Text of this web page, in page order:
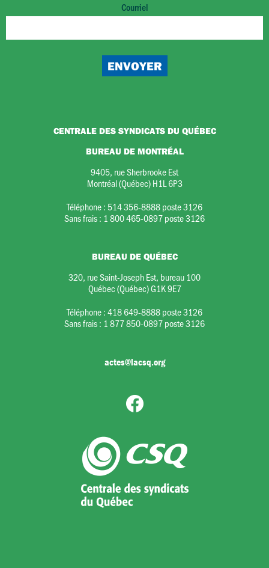
Courriel
CENTRALE DES SYNDICATS DU QUÉBEC
BUREAU DE MONTRÉAL
9405, rue Sherbrooke Est
Montréal (Québec) H1L 6P3
Téléphone : 514 356-8888 poste 3126
Sans frais : 1 800 465-0897 poste 3126
BUREAU DE QUÉBEC
320, rue Saint-Joseph Est, bureau 100
Québec (Québec) G1K 9E7
Téléphone :418 649-8888 poste 3126
Sans frais : 1 877 850-0897 poste 3126
actes@lacsq.org